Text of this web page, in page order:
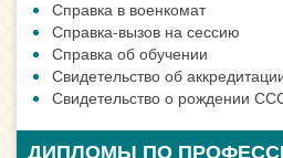
Справка в военкомат
Справка-вызов на сессию
Справка об обучении
Свидетельство об
Свидетельство о рождении
ДИПЛОМЫ ПО